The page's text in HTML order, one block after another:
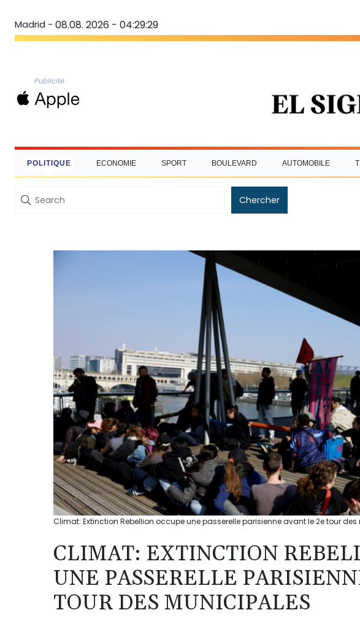
Madrid - 08.08. 2026 - 04:29:29
Publicité
POLITIQUE ECONOMIE SPORT BOULEVARD AUTOMOBILE
Chercher
Climat: Extinction Rebellion occupe une passerelle parisienne avant le 2e tour
CLIMAT: EXTINCTION
UNE PASSERELLE
TOUR DES MUNICIPALES